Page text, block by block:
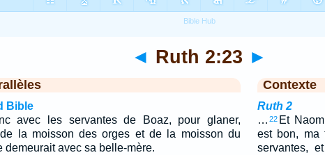
◄ Ruth 2:23 ►
Bible
avec les servantes de Boaz, pour glaner,
la moisson des orges et de la moisson du
demeurait avec sa belle-mère.
Contexte
Ruth 2
… 22 Et
est bon, ma
servantes,